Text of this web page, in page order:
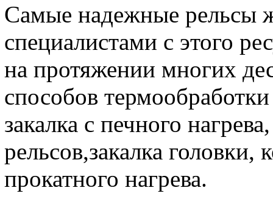
Самые надежные рельсы
специалистами с этого
на протяжении многих
способов
закалка с печного
рельсов,закалка головки,
прокатного нагрева.